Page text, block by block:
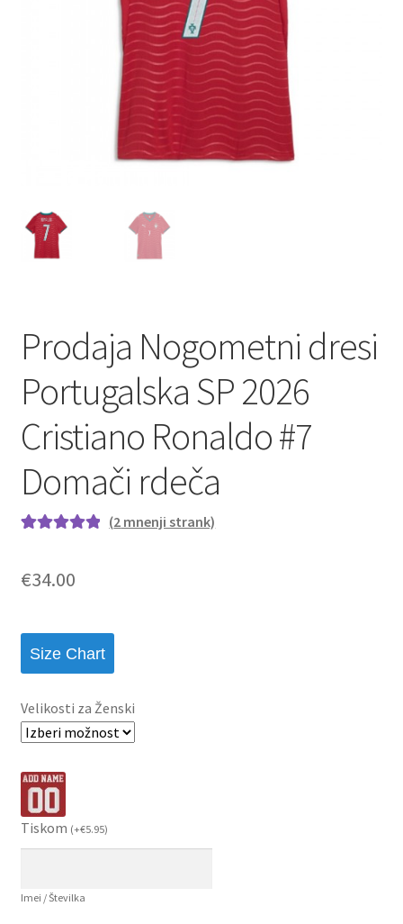
Prodaja Nogometni dresi
Portugalska SP 2026
Cristiano Ronaldo #7
Domači rdeča
podlagi ocene
(2 mnenji strank)
€34.00
Size Chart
Velikosti za Ženski
Tiskom (+€5.95)
Imei / Številka